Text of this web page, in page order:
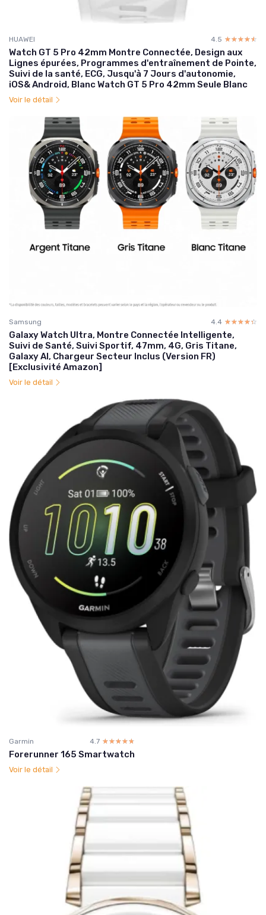
HUAWEI 4.5 ☆☆☆☆☆
★★★★★
Watch GT 5 Pro 42mm Montre Connectée, Design aux
Lignes épurées, Programmes d'entraînement de Pointe,
Suivi de la santé, ECG, Jusqu'à 7 Jours d'autonomie,
iOS& Android, Blanc Watch GT 5 Pro 42mm Seule Blanc
Voir le détail
Samsung 4.4 ☆☆☆☆☆
★★★★★
Galaxy Watch Ultra, Montre Connectée Intelligente,
Suivi de Santé, Suivi Sportif, 47mm, 4G, Gris Titane,
Galaxy AI, Chargeur Secteur Inclus (Version FR)
[Exclusivité Amazon]
Voir le détail
Garmin 4.7 ☆☆☆☆☆
★★★★★
Forerunner 165 Smartwatch
Voir le détail